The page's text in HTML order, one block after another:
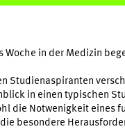
in der Medizin
Studienaspiranten
in einen typischen
die Notwenigkeit eines
besondere